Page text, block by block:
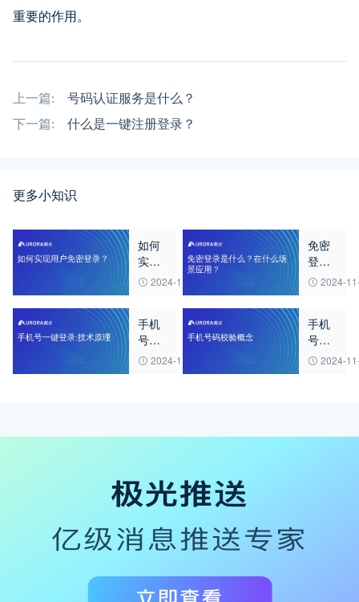
重要的作用。
上一篇:
号码认证服务是什么？
下一篇:
什么是一键注册登录？
更多小知识
如何
实现
用户
录？
2024-11-14
免密
登录
是什
么场
景应
用？
2024-
手机
号一
键登2024-11-14
手机
号码
校验2024-